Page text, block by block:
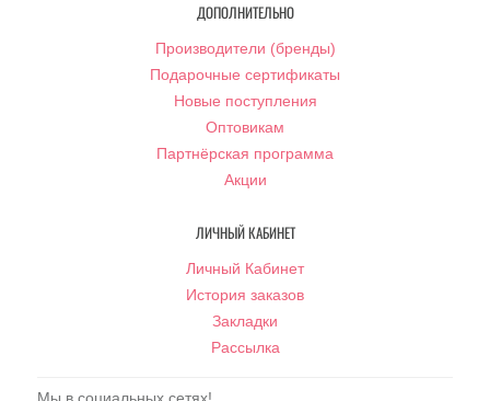
ДОПОЛНИТЕЛЬНО
Производители (бренды)
Подарочные сертификаты
Новые поступления
Оптовикам
Партнёрская программа
Акции
ЛИЧНЫЙ КАБИНЕТ
Личный Кабинет
История заказов
Закладки
Рассылка